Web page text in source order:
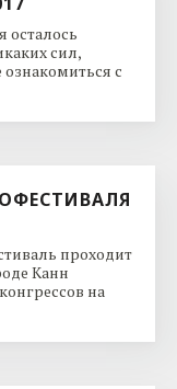
осталось
сил,
с
проходит
Канн
на